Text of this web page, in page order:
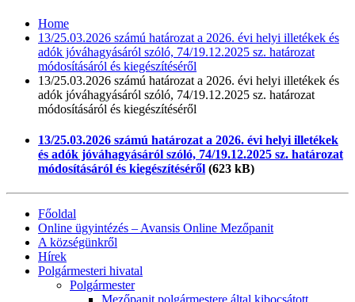
Home
13/25.03.2026 számú határozat a 2026. évi helyi illetékek és
adók jóváhagyásáról szóló, 74/19.12.2025 sz. határozat
módosításáról és kiegészítéséről
13/25.03.2026 számú határozat a 2026. évi helyi illetékek és
adók jóváhagyásáról szóló, 74/19.12.2025 sz. határozat
módosításáról és kiegészítéséről
13/25.03.2026 számú határozat a 2026. évi helyi illetékek
és adók jóváhagyásáról szóló, 74/19.12.2025 sz. határozat
módosításáról és kiegészítéséről (623 kB)
Főoldal
Online ügyintézés – Avansis Online Mezőpanit
A községünkről
Hírek
Polgármesteri hivatal
Polgármester